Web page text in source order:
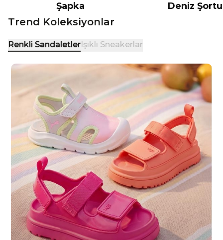
Şapka Deniz Şortu
Trend Koleksiyonlar
Renkli SandaletlerIşıklı Sneakerlar